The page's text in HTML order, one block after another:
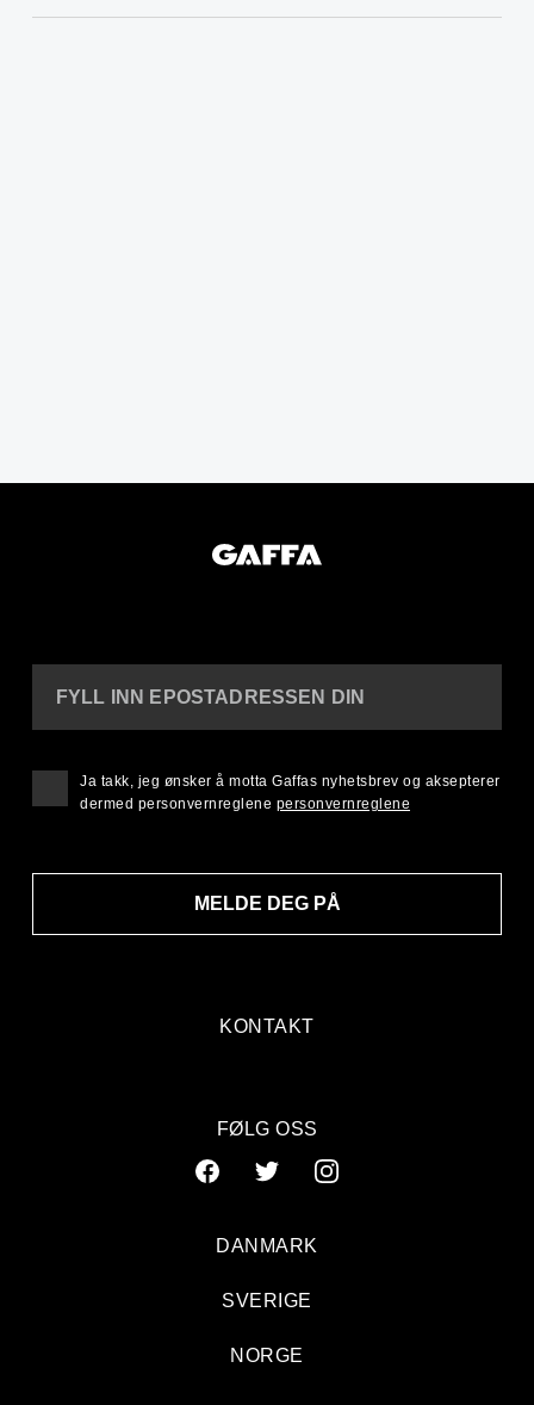
KONTAKT
FYLL INN EPOSTADRESSEN DIN
MELDE DEG PÅ
Ja takk, jeg ønsker å motta Gaffas nyhetsbrev og aksepterer
dermed personvernreglene personvernreglene
FØLG OSS
DANMARK
SVERIGE
NORGE